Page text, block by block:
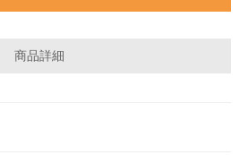
商品詳細